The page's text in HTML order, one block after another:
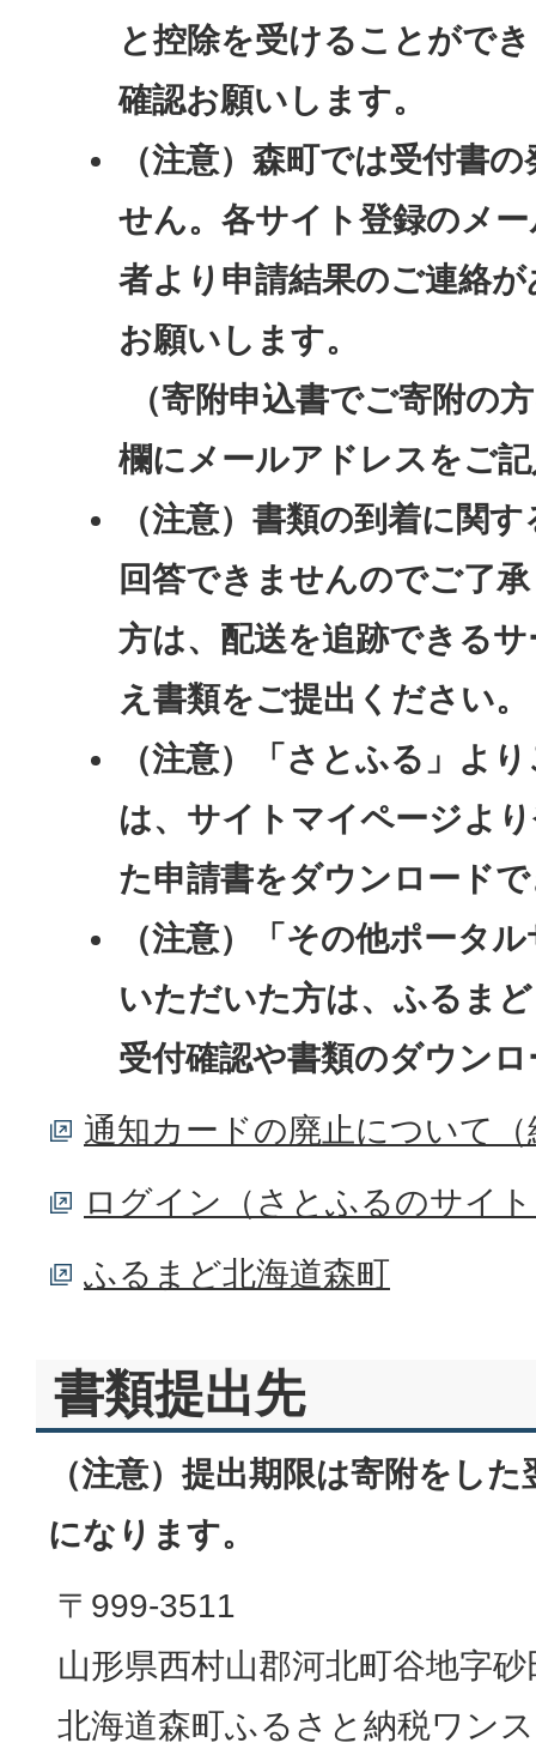
と控除を受けることがで
確認お願いします。
（注意）森町では受付書
せん。各サイト登録のメ
者より申請結果のご連絡
お願いします。
（寄附申込書でご寄附の
欄にメールアドレスをご
（注意）書類の到着に関
回答できませんのでご了
方は、配送を追跡できる
え書類をご提出ください。
（注意）「さとふる」よ
は、サイトマイページよ
た申請書をダウンロード
（注意）「その他ポータ
いただいた方は、ふるま
受付確認や書類のダウン
通知カードの廃止について
ログイン（さとふるのサイ
ふるまど北海道森町
書類提出先
（注意）提出期限は寄附をし
になります。
〒999-3511
山形県西村山郡河北町谷地字
北海道森町ふるさと納税ワン